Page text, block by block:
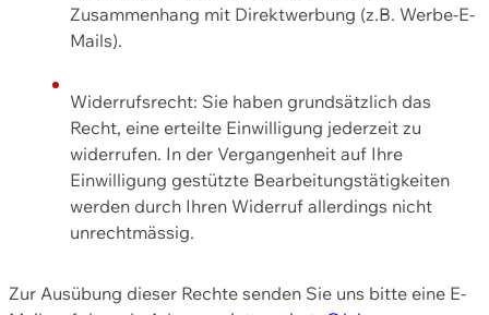
Zusammenhang mit Direktwerbung (z.B. Werbe-E-
Mails).
Widerrufsrecht: Sie haben grundsätzlich das
Recht, eine erteilte Einwilligung jederzeit zu
widerrufen. In der Vergangenheit auf Ihre
Einwilligung gestützte Bearbeitungstätigkeiten
werden durch Ihren Widerruf allerdings nicht
unrechtmässig.
Zur Ausübung dieser Rechte senden Sie uns bitte eine E-